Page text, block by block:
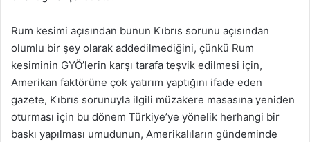
Rum kesimi açısından bunun Kıbrıs sorunu açısından
olumlu bir şey olarak addedilmediğini, çünkü Rum
kesiminin GYÖ’lerin karşı tarafa teşvik edilmesi için,
Amerikan faktörüne çok yatırım yaptığını ifade eden
gazete, Kıbrıs sorunuyla ilgili müzakere masasına yeniden
oturması için bu dönem Türkiye’ye yönelik herhangi bir
baskı yapılması umudunun, Amerikalıların gündeminde